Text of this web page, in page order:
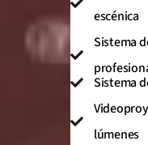
escénica
Sistema
Sistema
lúmenes